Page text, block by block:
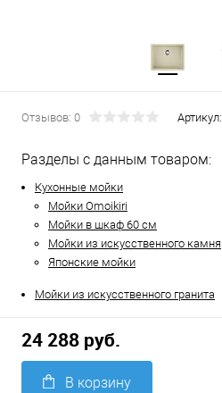
Отзывов: 0 Артикул:
Разделы с данным товаром:
Кухонные мойки
Мойки Omoikiri
Мойки в шкаф 60 см
Мойки из искусственного камня
Японские мойки
Мойки из искусственного гранита
24 288 руб.
В корзину